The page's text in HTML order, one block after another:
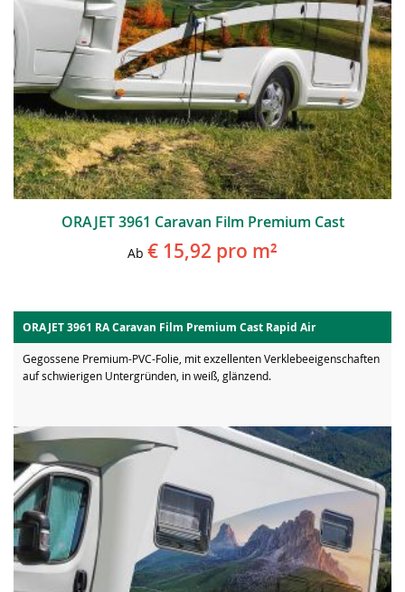
ORAJET 3961 Caravan Film Premium Cast
Ab € 15,92 pro m²
ORAJET 3961 RA Caravan Film Premium Cast Rapid Air
Gegossene Premium-PVC-Folie, mit exzellenten Verklebeeigenschaften
auf schwierigen Untergründen, in weiß, glänzend.